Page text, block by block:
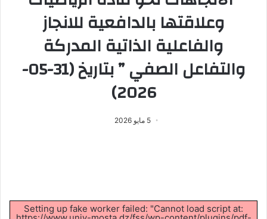
وعلاقتها بالدافعية للانجاز
والفاعلية الذاتية المدركة
والتفاعل الصفي ” بتاريخ (31-05-
2026)
5 مايو 2026
Setting up fake worker failed: "Cannot load script at: